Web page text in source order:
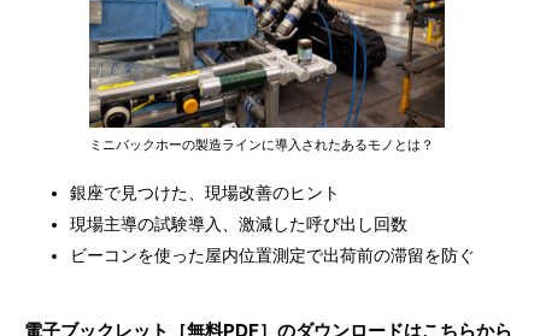
ミニバックホーの製造ラインに導入されたあるモノとは？
銀座で見つけた、現場改善のヒント
現場主導の試験導入、激減した呼び出し回数
ビーコンを使った屋内位置測定で出荷前の滞留を防ぐ
電子ブックレット［無料PDF］のダウンロードはこちらから